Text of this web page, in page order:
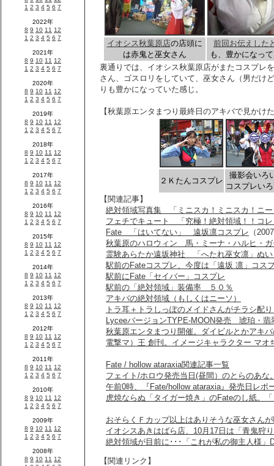
イオシス秋葉原店の店頭に
は赤鬼と巫女さん
前回お伝えした
も、豊かになっ
裏通りでは、イオシス秋葉原店がまたコスプレ
さん、ゴスロリをしていて、巫女さん（男だけ
りも豊かになっていた感じ。
【秋葉原エンタまつり最終日のアキバで見かけ
２Ｋたんコスプレ
撮影会いろ
コスプレい
【関連記事】
絶対領域写真集 「ミニスカ！ミニスカ！ニー
フェチでキュート 「究極！絶対領域！！コ
Fate 「はいてない」 遠坂凛コスプレ （
秋葉原のハロウィン 馬・ミーナ・ハルヒ・
霊験あらたか遠坂神社 「へたれ巫女凛」ぬ
駅前のFateコスプレ、今度は「遠坂 凛」コス
駅前にFate「セイバー」コスプレ
駅前の「絶対領域」装備率 ５０％
アキバの絶対領域（もしくはニーソ）
トラ耳＋トラしっぽのメイドさんがチラシ配
LyceeバージョンTYPE-MOON発売 琥珀・翡
秋葉原エンタまつり開催。ダイビルとかアキ
電撃マ）王 創刊。イメージキャラクター マオ
Fate / hollow ataraxia関連記事一覧
フェイト/ホロウ発売当日(昼間）のとらのあ
午前0時、『Fate/hollow ataraxia』発売日レポ
虎焼ならぬ「タイガー焼き」のFateのし紙。
おそらくＦカップ以上はありそうな巫女さん
イオシスあきはばら店、10月17日は「青鬼狩
絶対領域が目前に･･･「これが私の御主人様
【関連リンク】